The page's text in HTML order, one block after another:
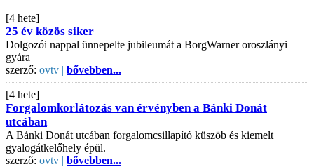
[4 hete]
25 év közös siker
Dolgozói nappal ünnepelte jubileumát a BorgWarner oroszlányi
gyára
szerző: ovtv | bővebben...
[4 hete]
Forgalomkorlátozás van érvényben a Bánki Donát
utcában
A Bánki Donát utcában forgalomcsillapító küszöb és kiemelt
gyalogátkelőhely épül.
szerző: ovtv | bővebben...